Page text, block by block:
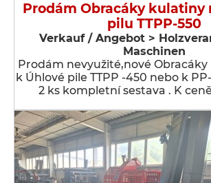
Prodám Obracáky kulatiny
pilu TTPP-550
Verkauf / Angebot >
Maschinen
Prodám nevyužité,nové
k Úhlové pile TTPP -450 nebo k
2 ks kompletní sestava . K ceně